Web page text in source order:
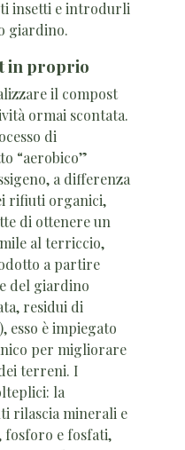
insetti e introdurli
giardino.
in proprio
il compost
ormai scontata.
di
“aerobico”
a differenza
rifiuti organici,
di ottenere un
al terriccio,
a partire
del giardino
residui di
esso è impiegato
per migliorare
terreni. I
la
rilascia minerali e
fosforo e fosfati,